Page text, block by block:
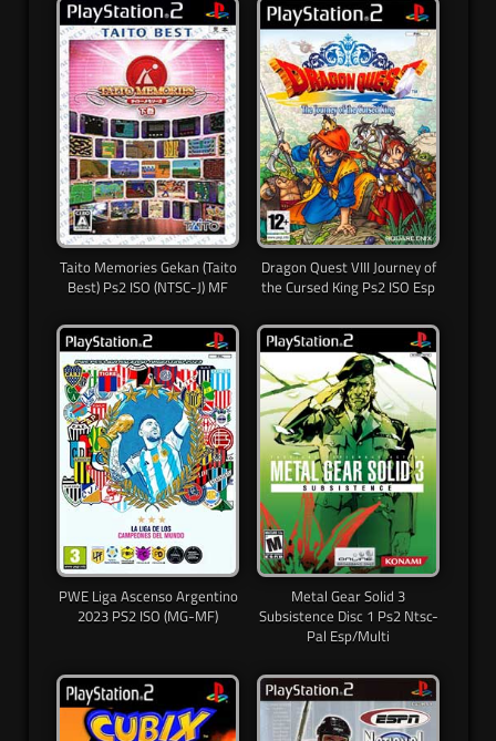
Taito Memories Gekan (Taito
Best) Ps2 ISO (NTSC-J) MF
Dragon Quest VIII Journey of
the Cursed King Ps2 ISO Esp
PWE Liga Ascenso Argentino
2023 PS2 ISO (MG-MF)
Metal Gear Solid 3
Subsistence Disc 1 Ps2 Ntsc-
Pal Esp/Multi